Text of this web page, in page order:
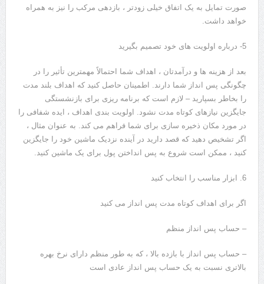
صورت تمایل به یک اتفاق خیلی زودتر ، بازدهی مرکب را نیز به همراه
خواهد داشت.
5- درباره اولویت های خود تصمیم بگیرید
بعد از هزینه ها و درآمدتان ، اهداف شما احتمالاً مهمترین تأثیر را در
چگونگی پس انداز شما دارند. اطمینان حاصل کنید که اهداف بلند مدت
را بخاطر بسپارید – لازم است که برنامه ریزی برای بازنشستگی
جایگزین نیازهای کوتاه مدت نشود. اولویت بندی اهداف ، ایده شفافی را
در مورد مکان ذخیره سازی برای شما فراهم می کند. به عنوان مثال ،
اگر تشخیص دهید که قصد دارید در آینده نزدیک ماشین خود را جایگزین
کنید ، ممکن است شروع به پس انداختن پول برای یک ماشین کنید.
6. ابزار مناسب را انتخاب کنید
اگر برای اهداف کوتاه مدت پس انداز می کنید
– حساب پس انداز منظم
– حساب پس انداز با بازده بالا ، که به طور منظم دارای نرخ بهره
بالاتری نسبت به یک حساب پس انداز عادی است